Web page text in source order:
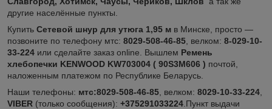
другие населённые пункты.
Купить Сетевой шнур для утюга 1,95 м в Минске, просто ―
позвоните по телефону мтс: 8029-508-46-85 , велком: 8-029-10-
33-224 или сделайте заказ online. Вышлем Ремень
хлебопечки KENWOOD KW703004 ( 90S3M606 ) почтой,
наложенным платежом по Республике Беларусь.
Наши телефоны: мтс:8029-508-46-85 , велком: 8029-10-33-224
VIBER (только сообщения): +375291033224 .Пункт выдачи